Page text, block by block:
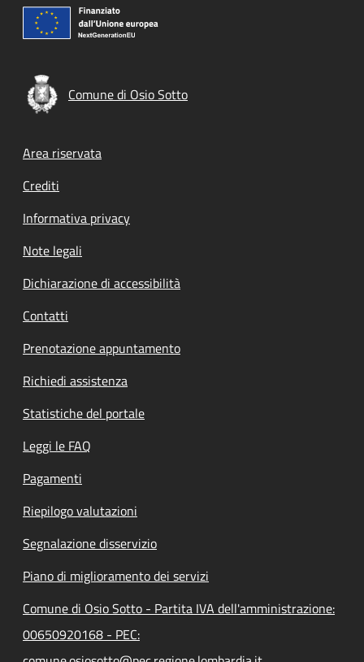
Comune di Osio Sotto
Footer menu
Area riservata
Crediti
Informativa privacy
Note legali
Dichiarazione di accessibilità
Contatti
Prenotazione appuntamento
Richiedi assistenza
Statistiche del portale
Leggi le FAQ
Pagamenti
Riepilogo valutazioni
Segnalazione disservizio
Piano di miglioramento dei servizi
Comune di Osio Sotto - Partita IVA dell'amministrazione:
00650920168 - PEC: